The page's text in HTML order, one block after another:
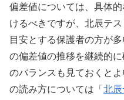
偏差値については、具体
けるべきですが、北辰テ
目安とする保護者の方が
の偏差値の推移を継続的
のバランスも見ておくと
の読み方については「 北辰